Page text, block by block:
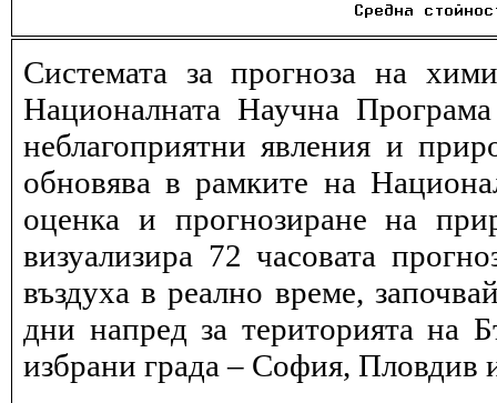
Системата за прогноза на
Националната Научна
неблагоприятни явления и
обновява в рамките на
оценка и прогнозиране на
визуализира 72 часовата
въздуха в реално време,
дни напред за територията на
избрани града – София, Пловдив